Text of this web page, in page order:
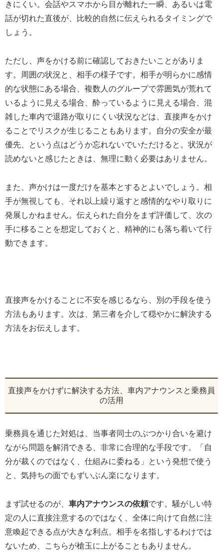
きにくい。会話やスマホから目が離れた一瞬、あるいは電
話が切れた直後が、比較的自然に伝えられるタイミングで
しょう。
ただし、声をかける前に確認しておきたいことがありま
す。周囲の状況と、相手の様子です。相手が明らかに感情
的な状態にある場合、複数人のグループで雰囲気が荒れて
いるように見える場合、酔っているように見える場合、混
雑した車内で退路が取りにくい状況などは、直接声をかけ
ることでリスクが生じることもあります。自分の安全が最
優先、という点はどうか忘れないでいただけると。状況が
読めないと感じたときは、無理に動く必要はありません。
また、声かけは一度だけを基本とするとよいでしょう。相
手が無視しても、それ以上繰り返すと感情的なやり取りに
発展しかねません。伝えられた自分をまず評価して、次の
手に移ることを想定しておくと、精神的にも落ち着いて行
動できます。
直接声をかけることに不安を感じるなら、別の手段を使う
方法もあります。次は、第三者を介して穏やかに解決する
方法をお伝えします。
直接声をかけずに解決する方法、車内アナウンスと乗務員
の活用
乗務員を通じた対処は、当事者同士のぶつかり合いを避け
ながら問題を解消できる、非常に合理的な手段です。「自
分が裁くのではなく、仕組みに委ねる」という発想で使う
と、気持ちの面でもずいぶん楽になります。
まず試せるのが、 車内アナウンスの依頼です。騒がしい特
定の人に直接注意するのではなく、全体に向けて自然に注
意喚起できる点が大きな利点。相手を名指しするわけでは
ないため、こちらが槍玉に上がることもありません。